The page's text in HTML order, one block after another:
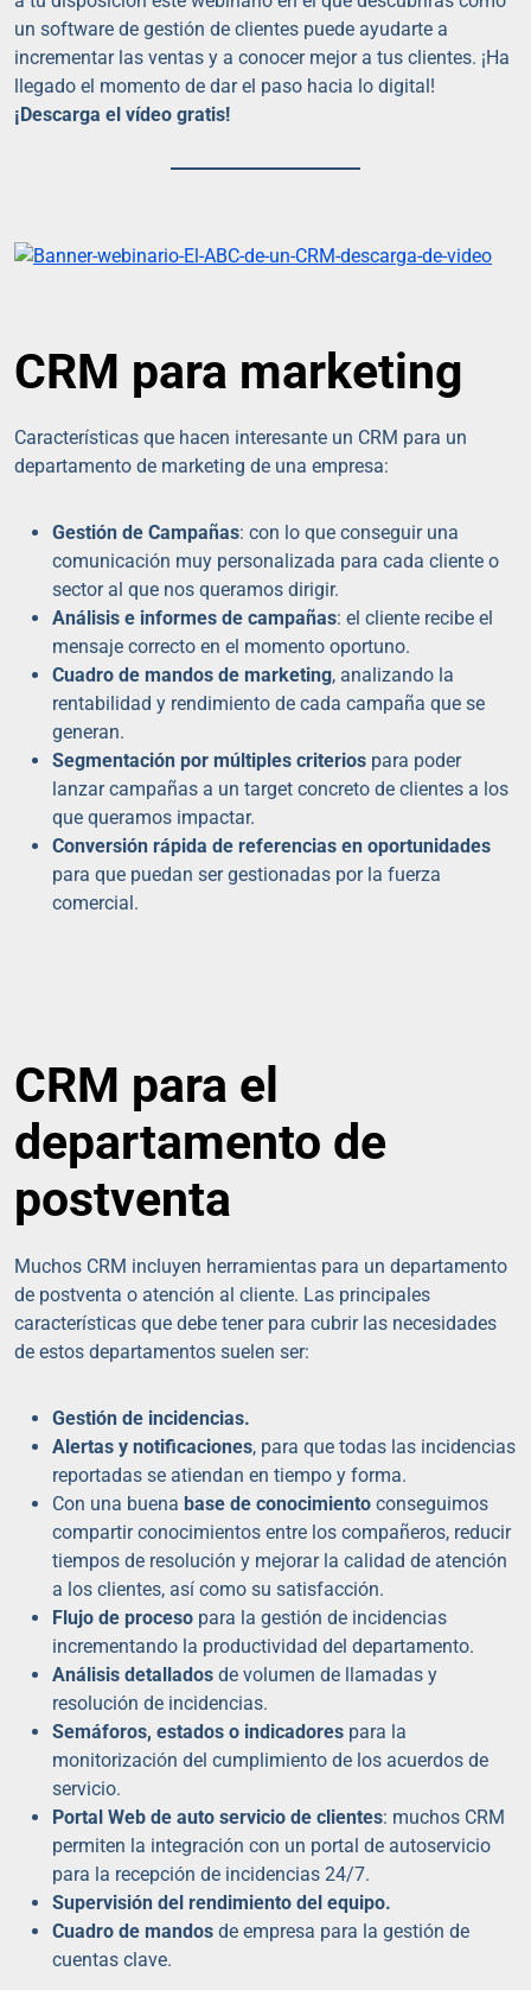
un software de gestión de clientes puede ayudarte a
incrementar las ventas y a conocer mejor a tus clientes. ¡Ha
llegado el momento de dar el paso hacia lo digital!
¡Descarga el vídeo gratis!
CRM para marketing
Características que hacen interesante un CRM para un
departamento de marketing de una empresa:
Gestión de Campañas: con lo que conseguir una
comunicación muy personalizada para cada cliente o
sector al que nos queramos dirigir.
Análisis e informes de campañas: el cliente recibe el
mensaje correcto en el momento oportuno.
Cuadro de mandos de marketing, analizando la
rentabilidad y rendimiento de cada campaña que se
generan.
Segmentación por múltiples criterios para poder
lanzar campañas a un target concreto de clientes a los
que queramos impactar.
Conversión rápida de referencias en oportunidades
para que puedan ser gestionadas por la fuerza
comercial.
CRM para el
departamento de
postventa
Muchos CRM incluyen herramientas para un departamento
de postventa o atención al cliente. Las principales
características que debe tener para cubrir las necesidades
de estos departamentos suelen ser:
Gestión de incidencias.
Alertas y notificaciones, para que todas las incidencias
reportadas se atiendan en tiempo y forma.
Con una buena base de conocimiento conseguimos
compartir conocimientos entre los compañeros, reducir
tiempos de resolución y mejorar la calidad de atención
a los clientes, así como su satisfacción.
Flujo de proceso para la gestión de incidencias
incrementando la productividad del departamento.
Análisis detallados de volumen de llamadas y
resolución de incidencias.
Semáforos, estados o indicadores para la
monitorización del cumplimiento de los acuerdos de
servicio.
Portal Web de auto servicio de clientes: muchos CRM
permiten la integración con un portal de autoservicio
para la recepción de incidencias 24/7.
Supervisión del rendimiento del equipo.
Cuadro de mandos de empresa para la gestión de
cuentas clave.